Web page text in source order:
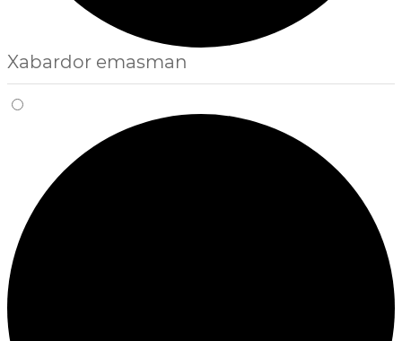
Xabardor emasman